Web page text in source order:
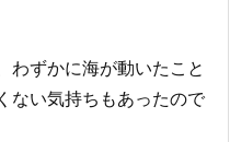
わずかに海が動いたこと
ない気持ちもあったので